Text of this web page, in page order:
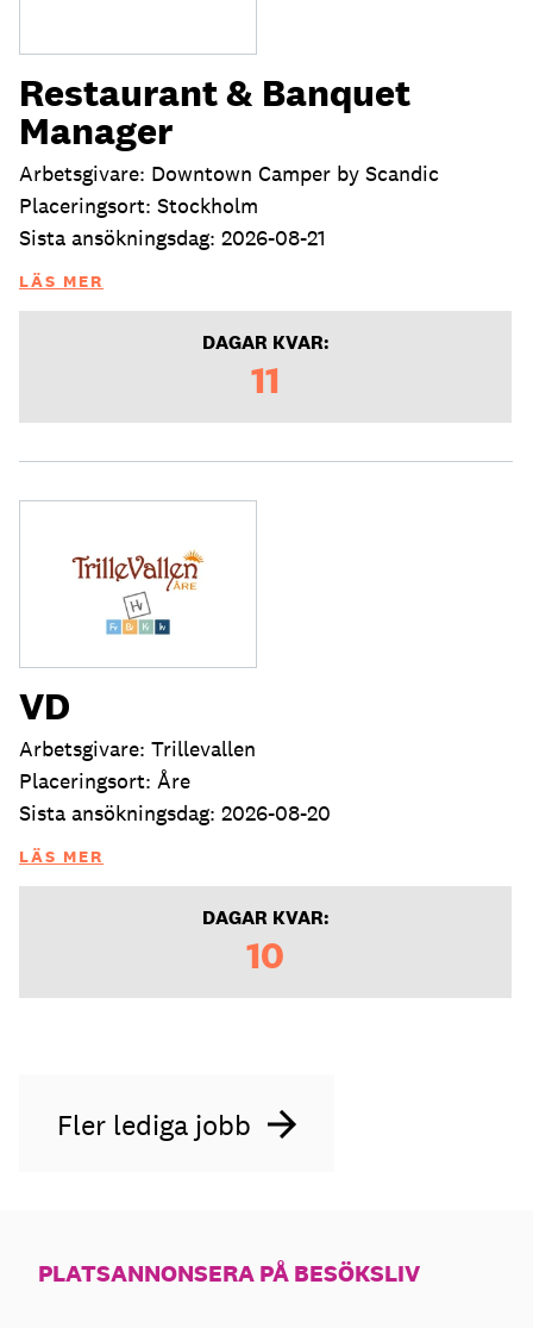
Restaurant & Banquet
Manager
Arbetsgivare: Downtown Camper by Scandic
Placeringsort: Stockholm
Sista ansökningsdag: 2026-08-21
LÄS MER
DAGAR KVAR:
11
VD
Arbetsgivare: Trillevallen
Placeringsort: Åre
Sista ansökningsdag: 2026-08-20
LÄS MER
DAGAR KVAR:
10
Fler lediga jobb
PLATSANNONSERA PÅ BESÖKSLIV